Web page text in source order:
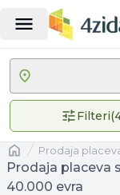
Filteri(
Naslovnaprodaja
Prodaja placeva
40.000 evra